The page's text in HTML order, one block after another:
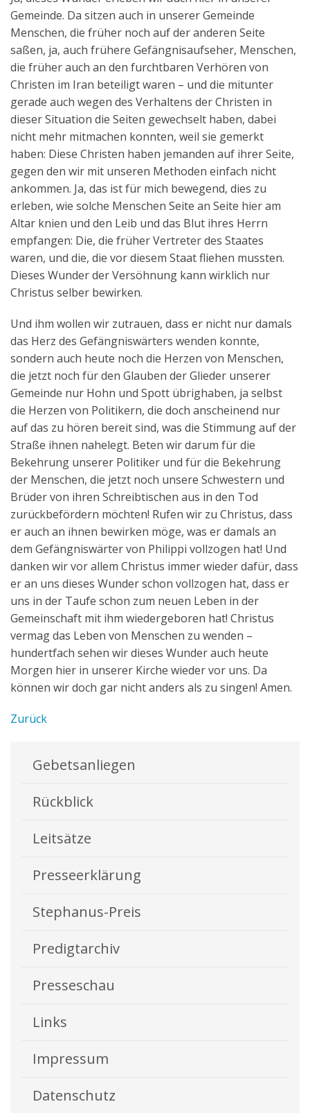
Gemeinde. Da sitzen auch in unserer Gemeinde
Menschen, die früher noch auf der anderen Seite
saßen, ja, auch frühere Gefängnisaufseher, Menschen,
die früher auch an den furchtbaren Verhören von
Christen im Iran beteiligt waren – und die mitunter
gerade auch wegen des Verhaltens der Christen in
dieser Situation die Seiten gewechselt haben, dabei
nicht mehr mitmachen konnten, weil sie gemerkt
haben: Diese Christen haben jemanden auf ihrer Seite,
gegen den wir mit unseren Methoden einfach nicht
ankommen. Ja, das ist für mich bewegend, dies zu
erleben, wie solche Menschen Seite an Seite hier am
Altar knien und den Leib und das Blut ihres Herrn
empfangen: Die, die früher Vertreter des Staates
waren, und die, die vor diesem Staat fliehen mussten.
Dieses Wunder der Versöhnung kann wirklich nur
Christus selber bewirken.
Und ihm wollen wir zutrauen, dass er nicht nur damals
das Herz des Gefängniswärters wenden konnte,
sondern auch heute noch die Herzen von Menschen,
die jetzt noch für den Glauben der Glieder unserer
Gemeinde nur Hohn und Spott übrighaben, ja selbst
die Herzen von Politikern, die doch anscheinend nur
auf das zu hören bereit sind, was die Stimmung auf der
Straße ihnen nahelegt. Beten wir darum für die
Bekehrung unserer Politiker und für die Bekehrung
der Menschen, die jetzt noch unsere Schwestern und
Brüder von ihren Schreibtischen aus in den Tod
zurückbefördern möchten! Rufen wir zu Christus, dass
er auch an ihnen bewirken möge, was er damals an
dem Gefängniswärter von Philippi vollzogen hat! Und
danken wir vor allem Christus immer wieder dafür, dass
er an uns dieses Wunder schon vollzogen hat, dass er
uns in der Taufe schon zum neuen Leben in der
Gemeinschaft mit ihm wiedergeboren hat! Christus
vermag das Leben von Menschen zu wenden –
hundertfach sehen wir dieses Wunder auch heute
Morgen hier in unserer Kirche wieder vor uns. Da
können wir doch gar nicht anders als zu singen! Amen.
Zurück
Gebetsanliegen
Rückblick
Leitsätze
Presseerklärung
Stephanus-Preis
Predigtarchiv
Presseschau
Links
Impressum
Datenschutz